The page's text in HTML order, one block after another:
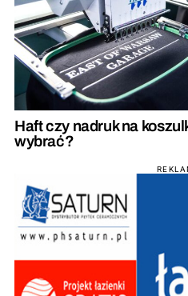
Haft czy nadruk na
wybrać?